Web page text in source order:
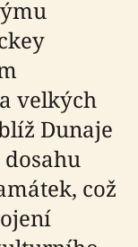
velkých
Dunaje
což